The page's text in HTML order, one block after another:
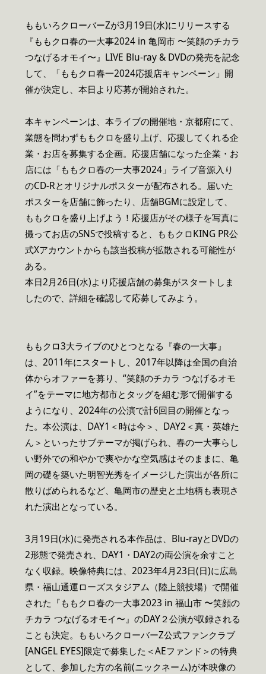
ももいろクローバーZが3月19日(水)にリリースする
『ももクロ春の一大事2024 in 亀岡市 〜笑顔のチカラ
つなげるオモイ〜』LIVE Blu-ray & DVDの発売を記念
して、「ももクロ春一2024応援店キャンペーン」開
催が決定し、本日より応募が開始された。
本キャンペーンは、本ライブの開催地・京都府にて、
業態を問わずももクロを盛り上げ、応援してくれる企
業・お店を募集する企画。応援店舗になった企業・お
店には「ももクロ春の一大事2024」ライブ音源入り
のCD-Rとオリジナルポスターが配布される。届いた
ポスターを店舗に飾ったり、店舗BGMに設定して、
ももクロを盛り上げよう！応援店がその様子を写真に
撮ってお店のSNSで投稿すると、ももクロKING PR公
式Xアカウントからも該当投稿が拡散される可能性が
ある。
本日2月26日(水)より応援店舗の募集がスタートしま
したので、詳細を確認して応募してみよう。
ももクロ3大ライブのひとつとなる『春の一大事』
は、2011年にスタートし、2017年以降は全国の自治
体からオファーを募り、“笑顔のチカラ つなげるオモ
イ”をテーマに地方都市とタッグを組む形で開催する
ようになり、2024年の公演で計6回目の開催となっ
た。本公演は、DAY1＜時は今＞、DAY2＜真・英雄た
ん＞といったサブテーマが掲げられ、春の一大事らし
い野外での和やかで爽やかな空気感はそのままに、亀
岡の礎を築いた明智光秀をイメージした演出が各所に
散りばめられるなど、亀岡市の歴史と土地柄も表現さ
れた演出となっている。
3月19日(水)に発売される本作品は、Blu-rayとDVDの
2形態で発売され、DAY1・DAY2の両公演を余すこと
なく収録。映像特典には、2023年4月23日(日)に広島
県・福山通運ローズスタジアム（陸上競技場）で開催
された『ももクロ春の一大事2023 in 福山市 〜笑顔の
チカラ つなげるオモイ〜』のDAY２公演が収録される
ことも決定。ももいろクローバーZ公式ファンクラブ
[ANGEL EYES]限定で募集した＜AEファンド＞の特典
として、参加した方の名前(ニックネーム)が本映像の